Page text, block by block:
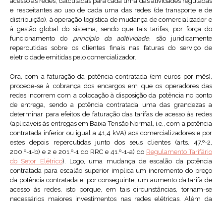
e respeitantes ao uso de cada uma das redes (de transporte e de
distribuição), à operação logística de mudança de comercializador e
à gestão global do sistema, sendo que tais tarifas, por força do
funcionamento do princípio da aditividade, são juridicamente
repercutidas sobre os clientes finais nas faturas do serviço de
eletricidade emitidas pelo comercializador.
Ora, com a faturação da potência contratada (em euros por mês),
procede-se à cobrança dos encargos em que os operadores das
redes incorrem com a colocação à disposição da potência no ponto
de entrega, sendo a potência contratada uma das grandezas a
determinar para efeitos de faturação das tarifas de acesso às redes
(aplicáveis às entregas em Baixa Tensão Normal, i.e., com a potência
contratada inferior ou igual a 41,4 kVA) aos comercializadores e por
estes depois repercutidas junto dos seus clientes (arts. 47.º-2,
200.º-1-b) e 2 e 201.º-1 do RRC e 41.º-1-a) do Regulamento Tarifário
do Setor Elétrico). Logo, uma mudança de escalão da potência
contratada para escalão superior implica um incremento do preço
da potência contratada e, por conseguinte, um aumento da tarifa de
acesso às redes, isto porque, em tais circunstâncias, tornam-se
necessários maiores investimentos nas redes elétricas. Além da